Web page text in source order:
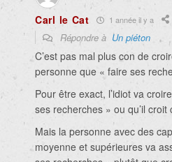
Carl le Cat 1 année il y a
Répondre à Un piéton
C’est pas mal plus con de
personne que « faire ses
Pour être exact, l’idiot va
ses recherches » ou qu’il croit
Mais la personne avec des
moyenne et supérieures va